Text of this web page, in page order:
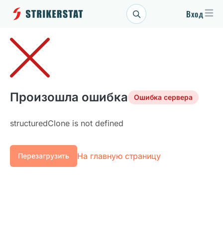
Вход
Произошла ошибка Ошибка сервера
structuredClone is not defined
Перезагрузить На главную страницу